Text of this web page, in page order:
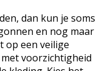
dan kun je soms
en nog maar
op een veilige
voorzichtigheid